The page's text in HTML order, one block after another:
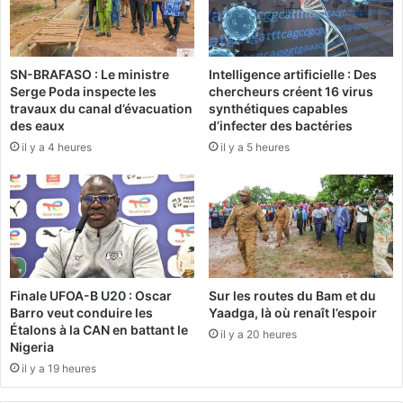
é
e
s
a
u
d
r
a
e
a
u
n
a
t
i
o
n
l
i
q
u
e
:
D
é
c
s
d
e
P
i
r
r
e
SN-BRAFASO : Le ministre
Serge Poda inspecte les
travaux du canal d’évacuation
des eaux
il y a 4 heures
Intelligence artificielle : Des
chercheurs créent 16 virus
synthétiques capables
d’infecter des bactéries
il y a 5 heures
Finale UFOA-B U20 : Oscar
Barro veut conduire les
Étalons à la CAN en battant le
Nigeria
il y a 19 heures
Sur les routes du Bam et du
Yaadga, là où renaît l’espoir
il y a 20 heures